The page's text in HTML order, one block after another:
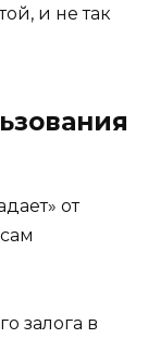
и не так
от
залога в